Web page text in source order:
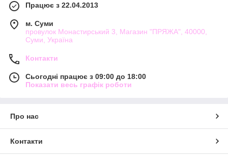
Працює з 22.04.2013
м. Суми
провулок Монастирський 3, Магазин "ПРЯЖА", 40000,
Суми, Україна
Контакти
Сьогодні працює з 09:00 до 18:00
Показати весь графік роботи
Про нас
Контакти